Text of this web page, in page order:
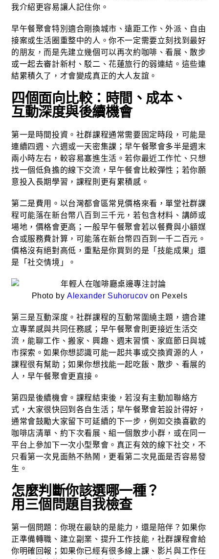
我介紹更容易讓人記住你。
早午餐聚會特別適合剛換城市、遠距工作、外派、自由
接案或生活圈重整中的人。你不一定需要立刻找到最好
的朋友，而是先建立幾個可以再次約咖啡、看展、散步
或一起去審計新村、駁二、花蓮旅行的弱連結。這些連
結累積久了，才會變成真正的大人友誼。
四個面向比較：時間、成本、
互動深度與後續機會
第一是時間投資。社群課程通常需要固定時段，可能是
連續四週、六週或一天密集課；早午餐聚會多半是週末
兩小時左右，較容易塞進生活。若你最近工作忙、只想
找一個低負擔的線下交流，早午餐會比較彈性；若你願
意投入長期學習，課程則更有累積感。
第二是費用。以台灣都會區常見價格來看，單堂社群課
程可能落在新台幣八百到三千元，若包含材料、講師或
場地，價格會更高；一般早午餐聚會若以餐費與小額媒
合或服務費計算，可能落在新台幣四百到一千二百元。
價格沒有絕對高低，重點是你買到的是「技能成果」還
是「社交情境」。
Photo by Alexander Suhorucov on Pexels
第三是互動深度。社群課程的互動常圍繞主題，適合建
立專業感與共同任務感；早午餐聚會則更接近生活交
流，能聊工作、搬家、興趣、週末習慣、家庭節日與城
市探索。如果你想認識可能一起共事或交換資源的人，
課程很有幫助；如果你想找能一起吃飯、散步、看展的
人，早午餐聚會更直接。
第四是後續機會。課程結束後，若沒有主動加聯絡方
式，大家很快回到各自生活；早午餐聚會若設計得好，
通常會鼓勵大家留下可延續的下一步，例如交換喜歡的
咖啡店清單、約下次看展、組一個散步小群，或在同一
平台上參加下一次小型聚會。真正有效的線下社交，不
只看第一次見面熱不熱鬧，更看第二次見面是否容易發
生。
怎麼判斷你該選哪一種？
用三個問題自我檢查
第一個問題：你現在最缺的是能力，還是陪伴？如果你
正準備轉職、建立副業、提升工作技能，社群課程會給
你明確回報；如果你已經有很多線上課、影片與工作任